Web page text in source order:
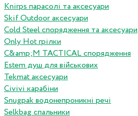
Knirps парасолі та аксесуари
Skif Outdoor аксесуари
Cold Steel спорядження та аксесуари
Only Hot грілки
C&amp;M TACTICAL спорядження
Estem душ для військових
Tekmat аксесуари
Сivivi карабіни
Snugpak водонепроникні речі
Selkbag спальники